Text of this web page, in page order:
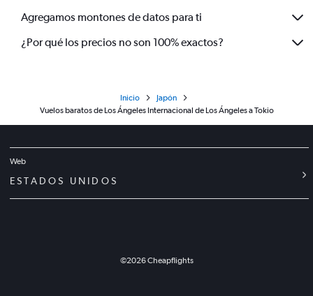
Agregamos montones de datos para ti
¿Por qué los precios no son 100% exactos?
Inicio
Japón
Vuelos baratos de Los Ángeles Internacional de Los Ángeles a Tokio
Web
ESTADOS UNIDOS
©2026Cheapflights